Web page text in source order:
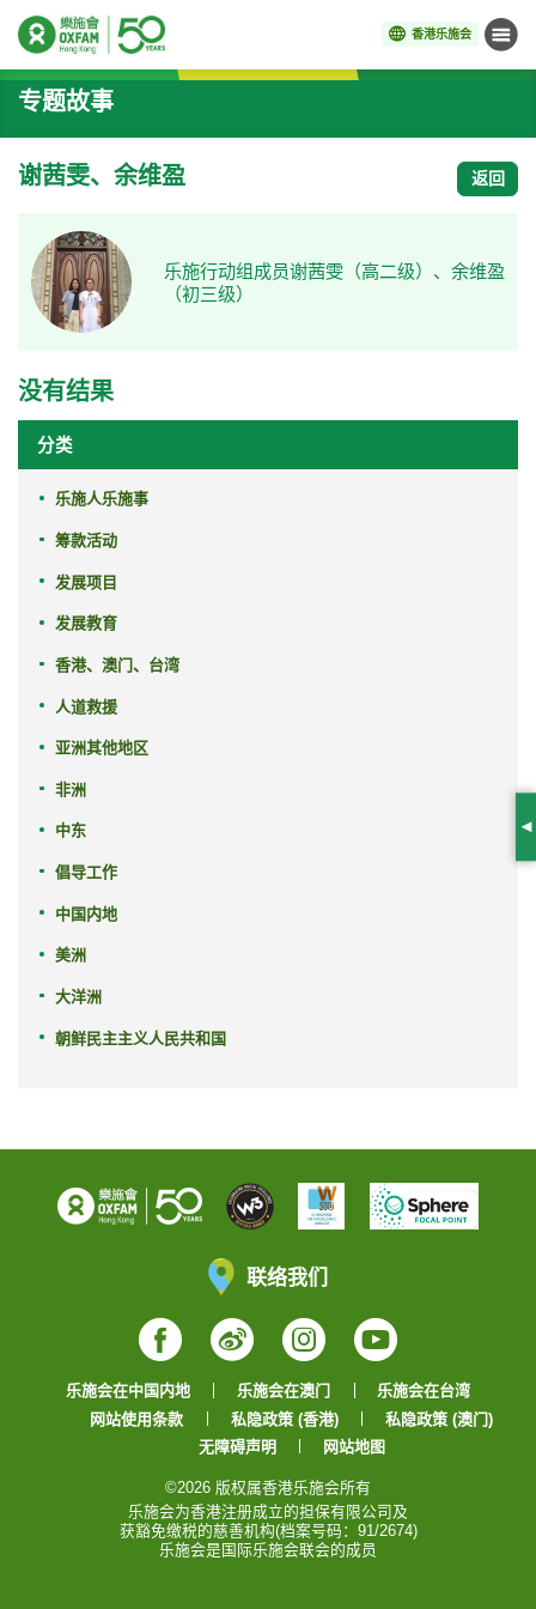
香港乐施会 菜单
开始主要内容
专题故事
谢茜雯、余维盈 返回
乐施行动组成员谢茜雯（高二级）、余维盈
（初三级）
没有结果
分类
乐施人乐施事
筹款活动
发展项目
发展教育
香港、澳门、台湾
人道救援
亚洲其他地区
非洲
中东
倡导工作
中国内地
美洲
大洋洲
朝鲜民主主义人民共和国
联络我们
Facebook
WeiboInstagram
YouTube
乐施会在中国内地 乐施会在澳门
乐施会在台湾
网站使用条款
私隐政策 (香港)
私隐政策 (澳门)
无障碍声明
网站地图
©2026 版权属香港乐施会所有
乐施会为香港注册成立的担保有限公司及
获豁免缴税的慈善机构(档案号码：91/2674)
乐施会是国际乐施会联会的成员